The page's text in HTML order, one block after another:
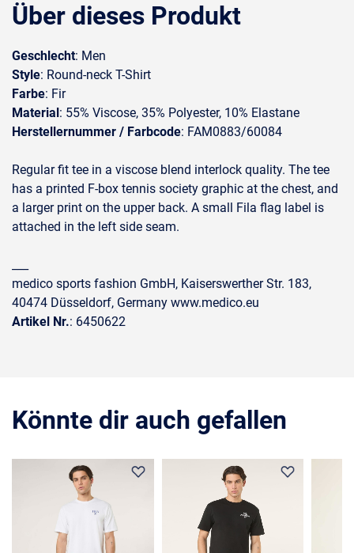
Über dieses Produkt
Geschlecht: Men
Style: Round-neck T-Shirt
Farbe: Fir
Material: 55% Viscose, 35% Polyester, 10% Elastane
Herstellernummer / Farbcode: FAM0883/60084
Regular fit tee in a viscose blend interlock quality. The tee
has a printed F-box tennis society graphic at the chest, and
a larger print on the upper back. A small Fila flag label is
attached in the left side seam.
medico sports fashion GmbH, Kaiserswerther Str. 183,
40474 Düsseldorf, Germany www.medico.eu
Artikel Nr.: 6450622
Könnte dir auch gefallen